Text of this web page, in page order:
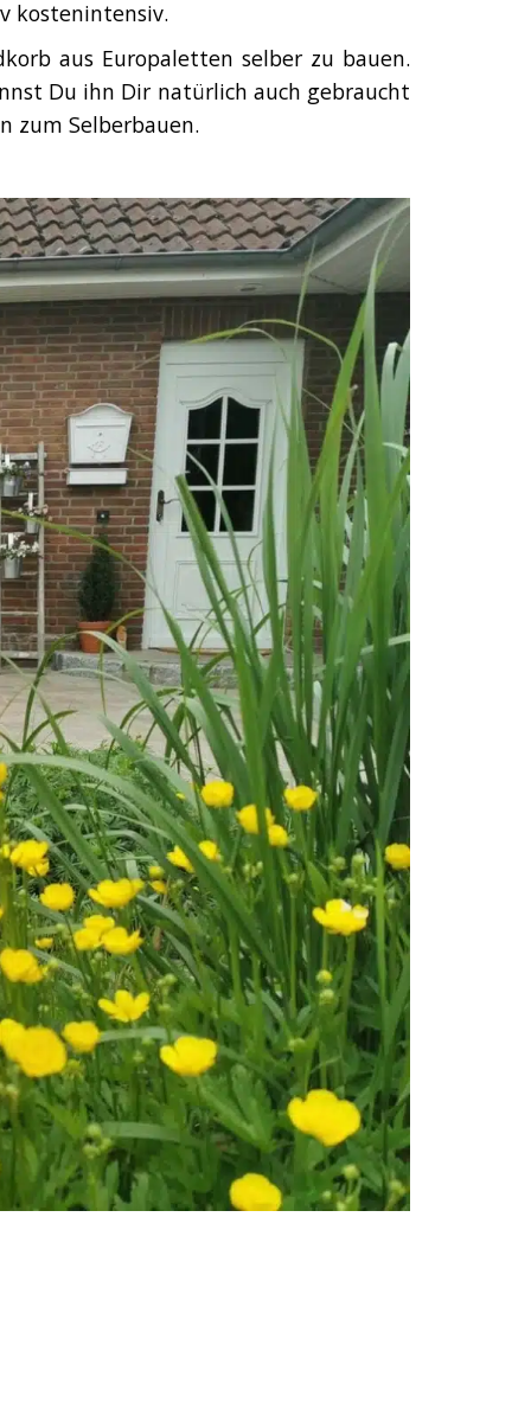
kostenintensiv.
aus Europaletten selber zu bauen.
Du ihn Dir natürlich auch gebraucht
zum Selberbauen.